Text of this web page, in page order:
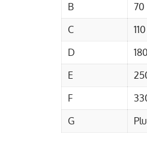
B
70
C
D
E
F
G